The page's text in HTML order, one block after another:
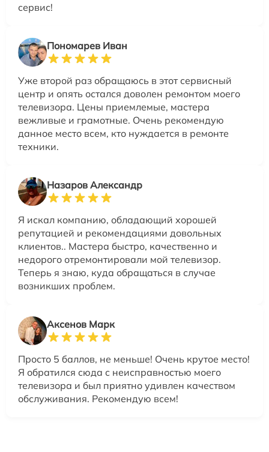
сервис!
Пономарев Иван
Уже второй раз обращаюсь в этот сервисный
центр и опять остался доволен ремонтом моего
телевизора. Цены приемлемые, мастера
вежливые и грамотные. Очень рекомендую
данное место всем, кто нуждается в ремонте
техники.
Назаров Александр
Я искал компанию, обладающий хорошей
репутацией и рекомендациями довольных
клиентов.. Мастера быстро, качественно и
недорого отремонтировали мой телевизор.
Теперь я знаю, куда обращаться в случае
возникших проблем.
Аксенов Марк
Просто 5 баллов, не меньше! Очень крутое место!
Я обратился сюда с неисправностью моего
телевизора и был приятно удивлен качеством
обслуживания. Рекомендую всем!